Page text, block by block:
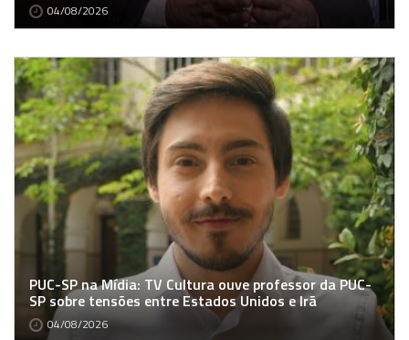
04/08/2026
PUC-SP na Mídia: TV Cultura ouve professor da PUC-
SP sobre tensões entre Estados Unidos e Irã
04/08/2026